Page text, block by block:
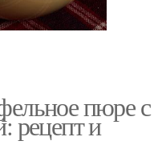
пюре с
рецепт и